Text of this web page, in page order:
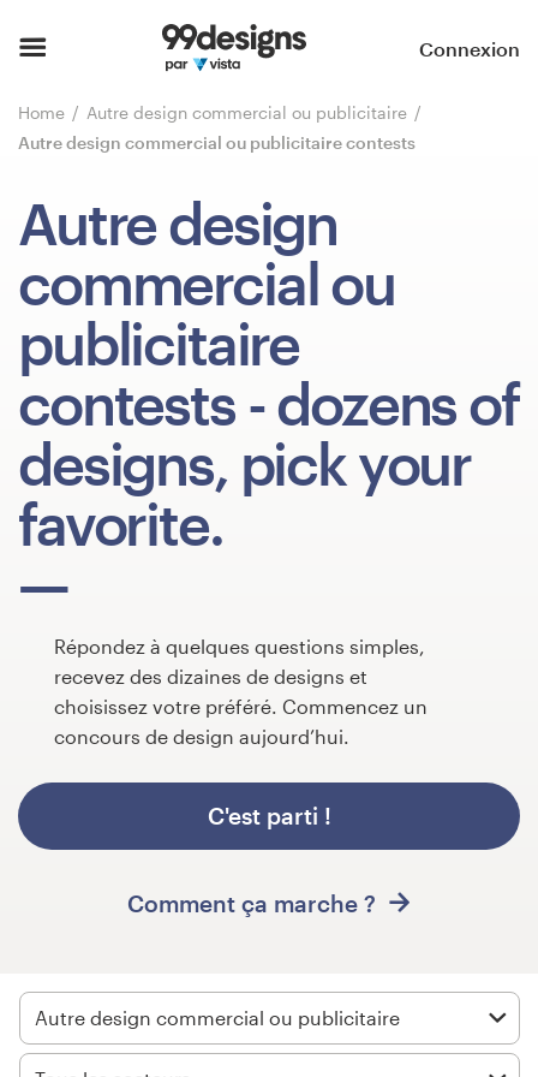
Connexion
Home
Autre design commercial ou publicitaire
Autre design commercial ou publicitaire contests
Autre design
commercial ou
publicitaire
contests - dozens of
designs, pick your
favorite.
Répondez à quelques questions simples,
recevez des dizaines de designs et
choisissez votre préféré. Commencez un
concours de design aujourd’hui.
C'est parti !
Comment ça marche ?
Autre design commercial ou publicitaire
Parcourir les catégories
Trouver un designer
Inspiration
99designs Pro
Services
de
design
Projets 1-1
Trouver un designer
Obtenez
un
design